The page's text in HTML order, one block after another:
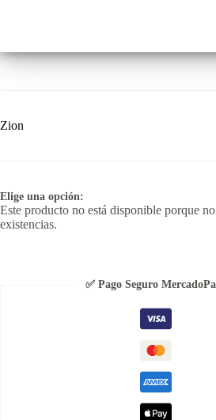
Zion
Elige una opción:
Este producto no está disponible porque
existencias.
✅ Pago Seguro